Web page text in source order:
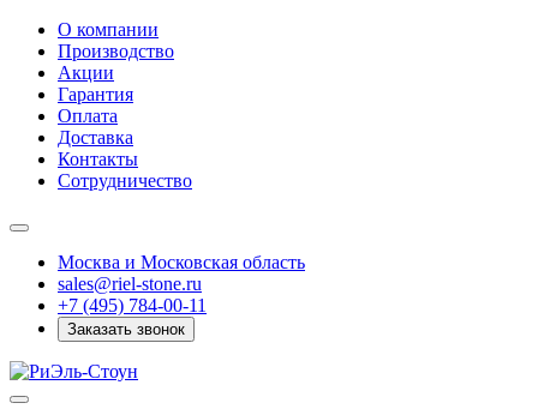
О компании
Производство
Акции
Гарантия
Оплата
Доставка
Контакты
Сотрудничество
Москва и Московская область
sales@riel-stone.ru
+7 (495) 784-00-11
Заказать звонок